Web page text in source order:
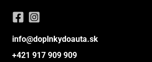
info@doplnkydoauta.sk
+421 917 909 909